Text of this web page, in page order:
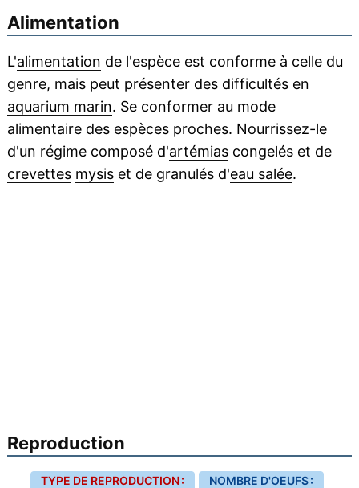
Alimentation
L'alimentation de l'espèce est conforme à celle du
genre, mais peut présenter des difficultés en
aquarium marin. Se conformer au mode
alimentaire des espèces proches. Nourrissez-le
d'un régime composé d'artémiascongelés et de
crevettes mysiset de granulés d'eau salée.
Reproduction
TYPE DE REPRODUCTION :
NOMBRE D'OEUFS :